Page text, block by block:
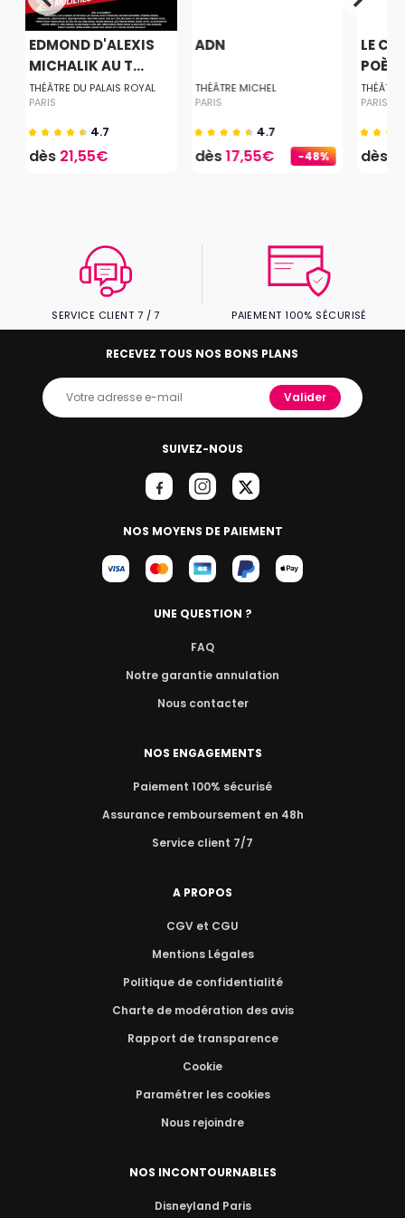
EDMOND D'ALEXIS
MICHALIK AU T...
THÉÂTRE DU PALAIS ROYAL
PARIS
4.7
dès 21,55€ -48%
ADN
THÉÂTRE MICHEL
PARIS
4.7
dès17,55€
LE
THÉÂTRE
PARIS
dès
SERVICE CLIENT 7 / 7 PAIEMENT 100% SÉCURISÉ
SUIVEZ-NOUS
NOS MOYENS DE PAIEMENT
RECEVEZ TOUS NOS BONS PLANS
Valider
UNE QUESTION ?
FAQ
Notre garantie annulation
Nous contacter
NOS ENGAGEMENTS
Paiement 100% sécurisé
Assurance remboursement en 48h
Service client 7/7
A PROPOS
CGV et CGU
Mentions Légales
Politique de confidentialité
Charte de modération des avis
Rapport de transparence
Cookie
Paramétrer les cookies
Nous rejoindre
NOS INCONTOURNABLES
Disneyland Paris